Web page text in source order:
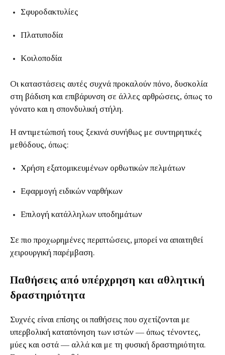
Σφυροδακτυλίες
Πλατυποδία
Κοιλοποδία
Οι καταστάσεις αυτές συχνά προκαλούν πόνο, δυσκολία
στη βάδιση και επιβάρυνση σε άλλες αρθρώσεις, όπως το
γόνατο και η σπονδυλική στήλη.
Η αντιμετώπισή τους ξεκινά συνήθως με συντηρητικές
μεθόδους, όπως:
Χρήση εξατομικευμένων ορθωτικών πελμάτων
Εφαρμογή ειδικών ναρθήκων
Επιλογή κατάλληλων υποδημάτων
Σε πιο προχωρημένες περιπτώσεις, μπορεί να απαιτηθεί
χειρουργική παρέμβαση.
Παθήσεις από υπέρχρηση και αθλητική
δραστηριότητα
Συχνές είναι επίσης οι παθήσεις που σχετίζονται με
υπερβολική καταπόνηση των ιστών — όπως τένοντες,
μύες και οστά — αλλά και με τη φυσική δραστηριότητα.